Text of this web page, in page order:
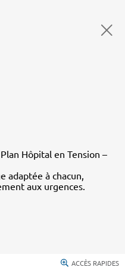
Hôpital en Tension –
adaptée à chacun,
aux urgences.
ACCÈS RAPIDES